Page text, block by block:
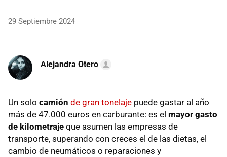
29 Septiembre 2024
Alejandra Otero
Un solo camión de gran tonelaje puede gastar al año
más de 47.000 euros en carburante: es el mayor gasto
de kilometraje que asumen las empresas de
transporte, superando con creces el de las dietas, el
cambio de neumáticos o reparaciones y